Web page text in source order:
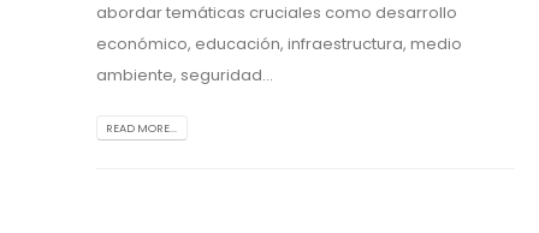
abordar temáticas cruciales como desarrollo
económico, educación, infraestructura, medio
ambiente, seguridad...
READ MORE...